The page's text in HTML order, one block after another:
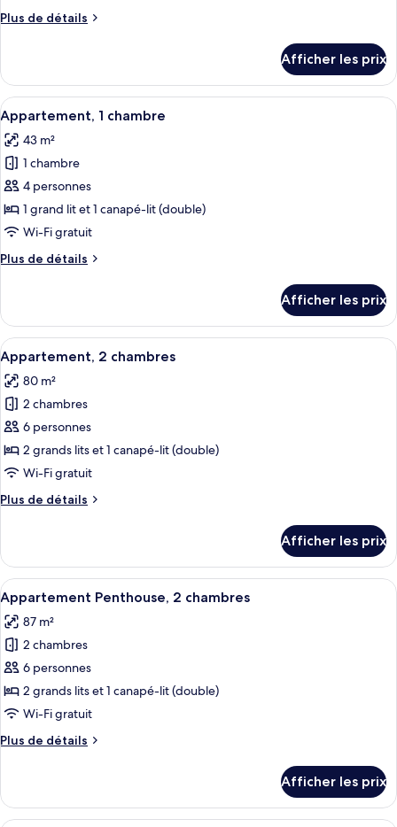
chambre :
2
chambres
Plus de détails
Plus
Appartement
Penthouse,
2
chambres
Afficher les prix
Afficher
toutes
les
photos
pour
ce
type
chambre :
chambre
Un salon moderne comprenant un
5
Appartement, 1 chambre
43 m²
1 chambre
4 personnes
1 grand lit et 1 canapé-lit (double)
Wi-Fi gratuit
Plus de détails
Plus
Appartement,
chambre
Afficher les prix
Afficher
toutes
les
photos
pour
ce
type
chambre :
chambres
Un salon moderne avec un canapé,
6
Appartement, 2 chambres
80 m²
2 chambres
6 personnes
2 grands lits et 1 canapé-lit (double)
Wi-Fi gratuit
Plus de détails
Plus
Appartement,
chambres
Afficher les prix
Afficher
toutes
les
photos
pour
ce
type
chambre :
2
Un salon moderne doté d’une
6
Appartement Penthouse, 2 chambres
87 m²
2 chambres
6 personnes
2 grands lits et 1 canapé-lit (double)
Wi-Fi gratuit
Plus de détails
Plus
Appartement
Penthouse,
Afficher les prix